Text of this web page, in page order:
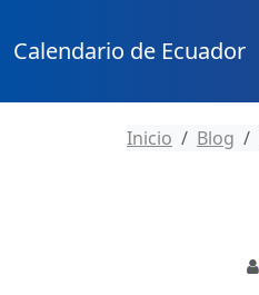
Calendario de Ecuador
Inicio Blog